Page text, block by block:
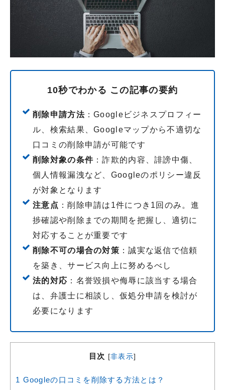
10秒でわかる この記事の要約
削除申請方法：Googleビジネスプロフィー
ル、検索結果、Googleマップから不適切な
口コミの削除申請が可能です
削除対象の条件 ：詐欺的内容、誹謗中傷、
個人情報漏洩など、Googleのポリシー違反
が対象となります
注意点 ：削除申請は1件につき1回のみ。進
捗確認や削除までの期間を把握し、適切に
対応することが重要です
削除不可の場合の対策 ：誠実な返信で信頼
を築き、サービス向上に努めるべし
法的対応 ：名誉毀損や侮辱に該当する場合
は、弁護士に相談し、仮処分申請を検討が
必要になります
目次 [非表示]
1 Googleの口コミを削除する方法とは？